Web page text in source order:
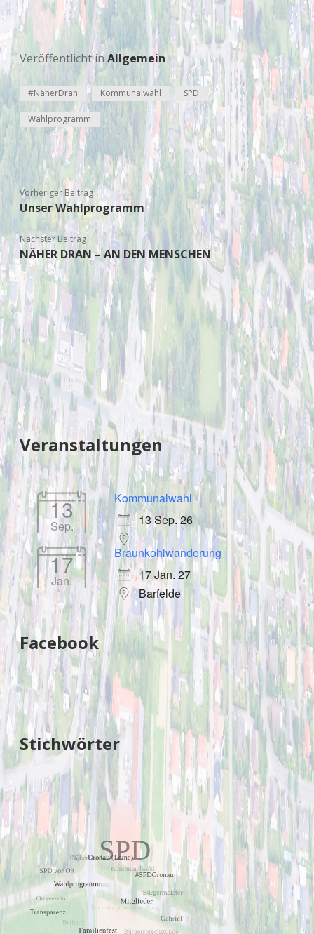
Veröffentlicht inAllgemein
#NäherDran Kommunalwahl SPD
Wahlprogramm
Vorheriger Beitrag
Unser Wahlprogramm
Nächster Beitrag
NÄHER DRAN – AN DEN MENSCHEN
Sidebar
Veranstaltungen
13
Sep.
Kommunalwahl
13 Sep. 26
17
Jan.
Braunkohlwanderung
17 Jan. 27
Barfelde
Facebook
Stichwörter